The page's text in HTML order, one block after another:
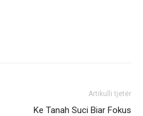
Artikulli tjetër
Ke Tanah Suci Biar Fokus